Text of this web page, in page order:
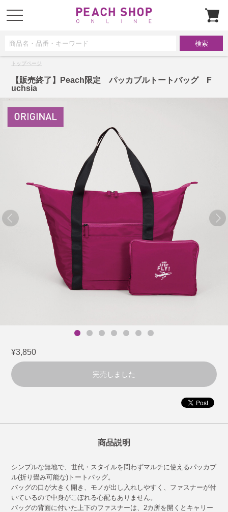
t
o
a
i
o
トップページ
【販売終了】Peach限定 パッカブルトートバッグ F
uchsia
¥3,850
完売しました
商品説明
シンプルな無地で、世代・スタイルを問わずマルチに使えるパッカブ
ル(折り畳み可能な)トートバッグ。
バッグの口が大きく開き、モノが出し入れしやすく、ファスナーが付
いているので中身がこぼれる心配もありません。
バッグの背面に付いた上下のファスナーは、2カ所を開くとキャリー